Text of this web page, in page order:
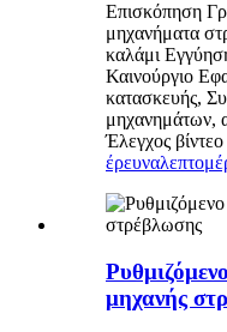
Επισκόπηση
μηχανήματα
καλάμι
Καινούργιο
κατασκευής,
μηχανημάτων,
Έλεγχος
έρευνα
μηχανής